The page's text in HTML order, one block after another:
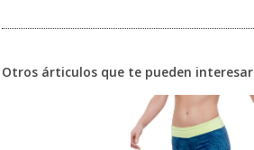
Otros árticulos que te pueden interesar